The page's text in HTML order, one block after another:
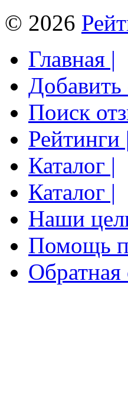
© 2026
Главная |
Добавить
Поиск
Рейтинги |
Каталог |
Каталог |
Наши
Помощь
Обратная